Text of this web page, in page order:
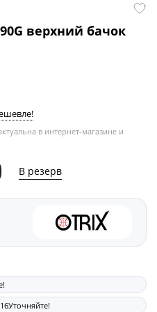
верхний бачок
в интернет-магазине и
В резерв
Уточняйте!